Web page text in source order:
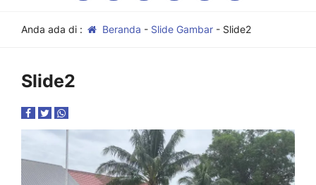
Anda ada di : Beranda - Slide Gambar- Slide2
Slide2